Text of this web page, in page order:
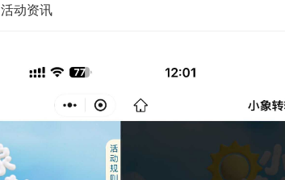
活动资讯